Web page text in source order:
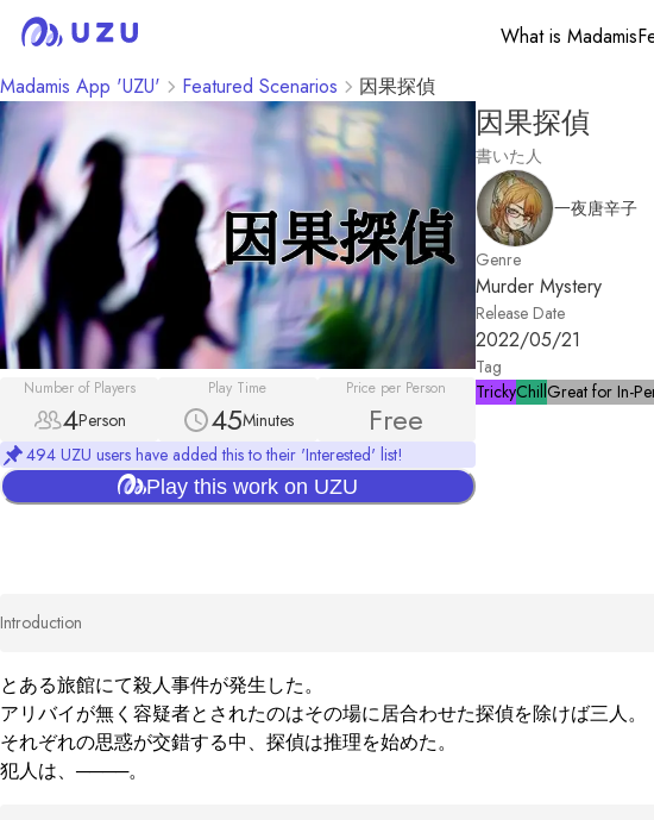
What is Madamis
Madamis App 'UZU' Featured Scenarios 因果探偵
Number of Players
4Person
Play Time
45Minutes
Price per Person
Free
494 UZU users have added this to their 'Interested' list!
Play this work on UZU
因果探偵
書いた人
一夜唐辛子
Genre
Murder Mystery
Release Date
2022/05/21
Tag
TrickyChillGreat for In-
Introduction
とある旅館にて殺人事件が発生した。
アリバイが無く容疑者とされたのはその場に居合わせた探偵を除けば三人。
それぞれの思惑が交錯する中、探偵は推理を始めた。
犯人は、────。